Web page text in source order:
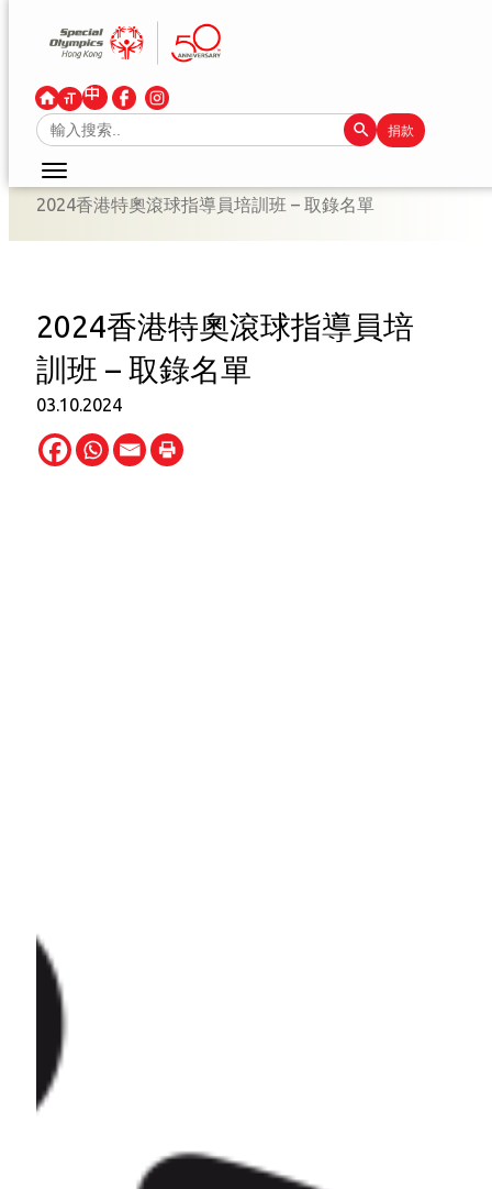
Search
for:
Search Button
捐款
2024香港特奧滾球指導員培訓班 – 取錄名單
2024香港特奧滾球指導員培
訓班 – 取錄名單
03.10.2024